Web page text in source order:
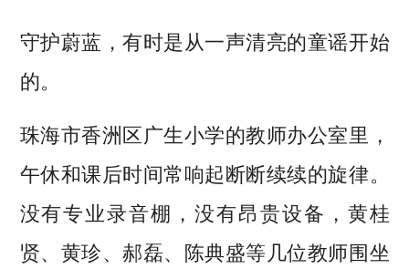
守护蔚蓝，有时是从一声清亮的童谣开始
的。
珠海市香洲区广生小学的教师办公室里，
午休和课后时间常响起断断续续的旋律。
没有专业录音棚，没有昂贵设备，黄桂
贤、黄珍、郝磊、陈典盛等几位教师围坐